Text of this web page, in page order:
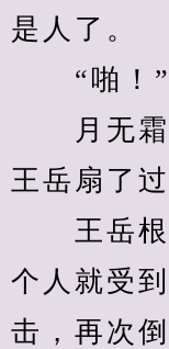
是人了。
“啪！”
月无霜
王岳扇了过
王岳根
个人就受
击，再次